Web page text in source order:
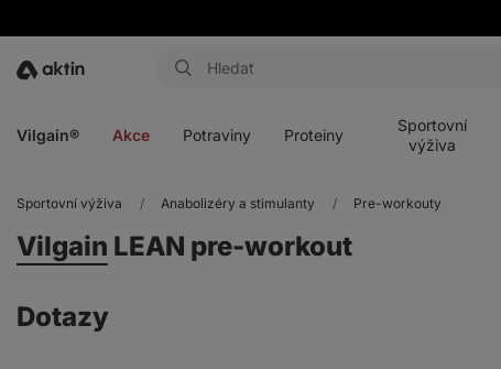
Aktin
Vilgain® Akce Potraviny Proteiny
Sportovní
výživa
Sportovní výživa Anabolizéry a stimulanty Pre-workouty
Vilgain LEAN pre-workout
Dotazy